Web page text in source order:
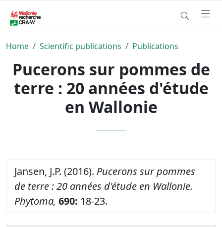
Home Scientific publications Publications
Pucerons sur pommes de
terre : 20 années d'étude
en Wallonie
Jansen, J.P. (2016). Pucerons sur pommes
de terre : 20 années d'étude en Wallonie.
Phytoma, 690: 18-23.